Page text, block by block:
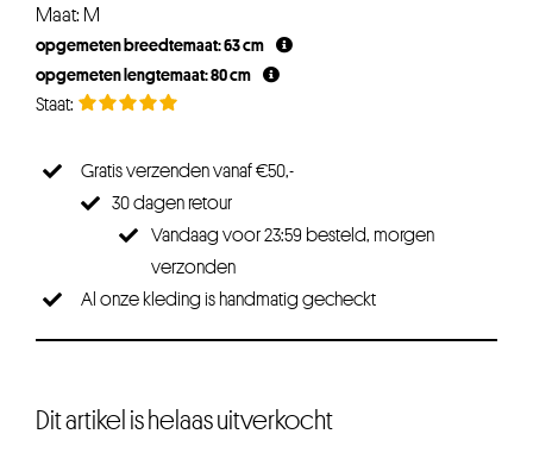
Maat: M
opgemeten breedtemaat: 63 cm
opgemeten lengtemaat: 80 cm
Gratis verzenden vanaf €50,-
30 dagen retour
Vandaag voor 23:59 besteld, morgen
verzonden
Al onze kleding is handmatig gecheckt
Dit artikel is helaas uitverkocht